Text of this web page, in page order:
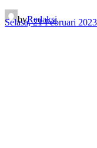
byRedaksi
Selasa, 21 Februari 2023